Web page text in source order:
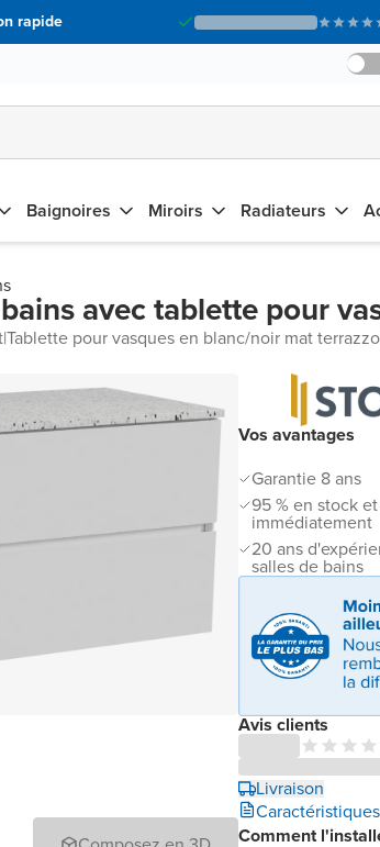
rapide
Baignoires Miroirs Radiateurs
avec tablette pour
|Tablette pour vasques en blanc/noir mat terrazzo
Vos avantages
Garantie 8 ans
95 % en stock
immédiatement
20 ans
salles de bains
Avis clients
Livraison
Caractéristiques
Comment